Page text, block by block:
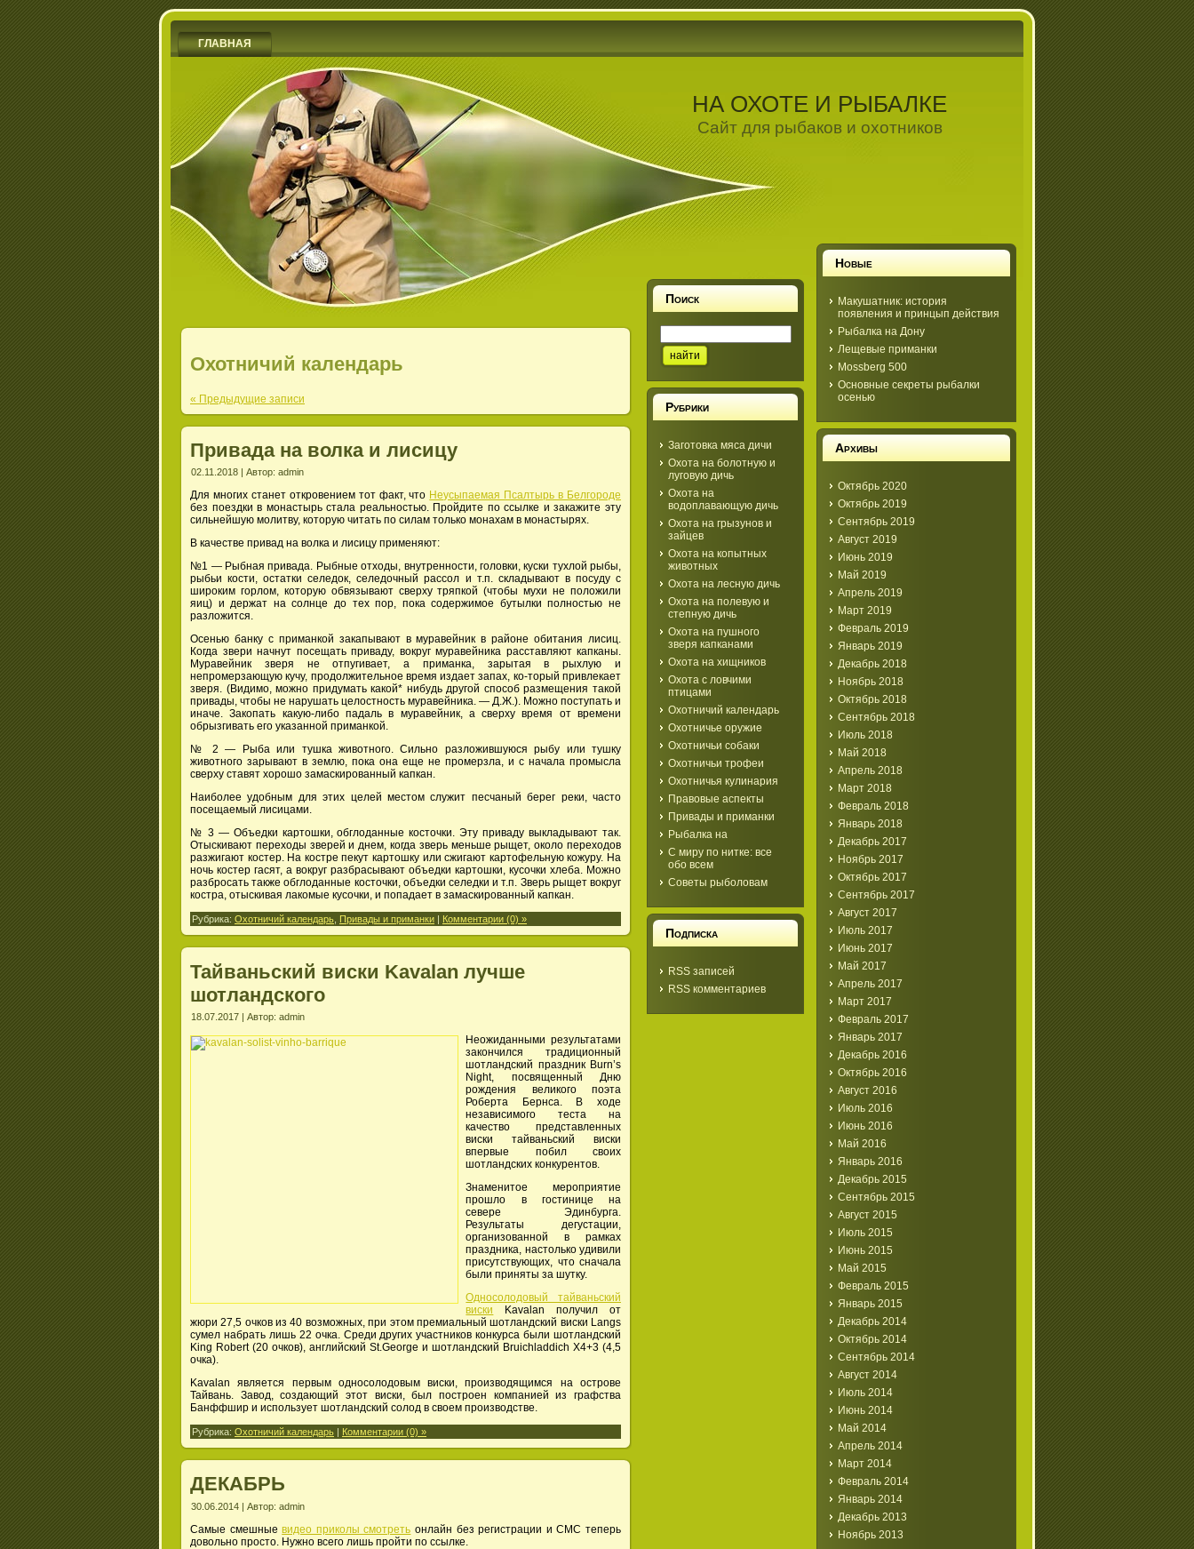
ГЛАВНАЯ
НА ОХОТЕ И РЫБАЛКЕ
Сайт для рыбаков и охотников
Охотничий календарь
« Предыдущие записи
Привада на волка и лисицу
02.11.2018 | Автор: admin
Для многих станет откровением тот факт, что Неусыпаемая Псалтырь в Белгороде
без поездки в монастырь стала реальностью. Пройдите по ссылке и закажите эту
сильнейшую молитву, которую читать по силам только монахам в монастырях.
В качестве привад на волка и лисицу применяют:
№1 — Рыбная привада. Рыбные отходы, внутренности, головки, куски тухлой рыбы,
рыбьи кости, остатки селедок, селедочный рассол и т.п. складывают в посуду с
широким горлом, которую обвязывают сверху тряпкой (чтобы мухи не положили
яиц) и держат на солнце до тех пор, пока содержимое бутылки полностью не
разложится.
Осенью банку с приманкой закапывают в муравейник в районе обитания лисиц.
Когда звери начнут посещать приваду, вокруг муравейника расставляют капканы.
Муравейник зверя не отпугивает, а приманка, зарытая в рыхлую и
непромерзающую кучу, продолжительное время издает запах, ко-торый привлекает
зверя. (Видимо, можно придумать какой* нибудь другой способ размещения такой
привады, чтобы не нарушать целостность муравейника. — Д.Ж.). Можно поступать и
иначе. Закопать какую-либо падаль в муравейник, а сверху время от времени
обрызгивать его указанной приманкой.
№ 2 — Рыба или тушка животного. Сильно разложившуюся рыбу или тушку
животного зарывают в землю, пока она еще не промерзла, и с начала промысла
сверху ставят хорошо замаскированный капкан.
Наиболее удобным для этих целей местом служит песчаный берег реки, часто
посещаемый лисицами.
№ 3 — Объедки картошки, обглоданные косточки. Эту приваду выкладывают так.
Отыскивают переходы зверей и днем, когда зверь меньше рыщет, около переходов
разжигают костер. На костре пекут картошку или сжигают картофельную кожуру. На
ночь костер гасят, а вокруг разбрасывают объедки картошки, кусочки хлеба. Можно
разбросать также обглоданные косточки, объедки селедки и т.п. Зверь рыщет вокруг
костра, отыскивая лакомые кусочки, и попадает в замаскированный капкан.
Рубрика: Охотничий календарь Привады и приманки Комментарии (0) »
Тайваньский виски Kavalan лучше
шотландского
18.07.2017 | Автор: admin
Неожиданными результатами
закончился традиционный
шотландский праздник Burn’s
Night, посвященный Дню
рождения великого поэта
Роберта Бернса. В ходе
независимого теста на
качество представленных
виски тайваньский виски
впервые побил своих
шотландских конкурентов.
Знаменитое мероприятие
прошло в гостинице на
севере Эдинбурга.
Результаты дегустации,
организованной в рамках
праздника, настолько удивили
присутствующих, что сначала
были приняты за шутку.
Односолодовый тайваньский
виски Kavalan получил от
жюри 27,5 очков из 40 возможных, при этом премиальный шотландский виски Langs
сумел набрать лишь 22 очка. Среди других участников конкурса были шотландский
King Robert (20 очков), английский St.George и шотландский Bruichladdich X4+3 (4,5
очка).
Kavalan является первым односолодовым виски, производящимся на острове
Тайвань. Завод, создающий этот виски, был построен компанией из графства
Банффшир и использует шотландский солод в своем производстве.
Рубрика: Охотничий календарь | Комментарии (0) »
ДЕКАБРЬ
30.06.2014 | Автор: admin
Самые смешныевидео приколы смотреть онлайн без регистрации и СМС теперь
довольно просто. Нужно всего лишь пройти по ссылке.
Поиск
Рубрики
Заготовка мяса дичи
Охота на болотную и
луговую дичь
Охота на
водоплавающую дичь
Охота на грызунов и
зайцев
Охота на копытных
животных
Охота на лесную дичь
Охота на полевую и
степную дичь
Охота на пушного
зверя капканами
Охота на хищников
Охота с ловчими
птицами
Охотничий календарь
Охотничье оружие
Охотничьи собаки
Охотничьи трофеи
Охотничья кулинария
Правовые аспекты
Привады и приманки
Рыбалка на
С миру по нитке: все
обо всем
Советы рыболовам
Подписка
RSS записей
RSS комментариев
Новые
Макушатник: история
появления и принцып действия
Рыбалка на Дону
Лещевые приманки
Mossberg 500
Основные секреты рыбалки
осенью
Архивы
Октябрь 2020
Октябрь 2019
Сентябрь 2019
Август 2019
Июнь 2019
Май 2019
Апрель 2019
Март 2019
Февраль 2019
Январь 2019
Декабрь 2018
Ноябрь 2018
Октябрь 2018
Сентябрь 2018
Июль 2018
Май 2018
Апрель 2018
Март 2018
Февраль 2018
Январь 2018
Декабрь 2017
Ноябрь 2017
Октябрь 2017
Сентябрь 2017
Август 2017
Июль 2017
Июнь 2017
Май 2017
Апрель 2017
Март 2017
Февраль 2017
Январь 2017
Декабрь 2016
Октябрь 2016
Август 2016
Июль 2016
Июнь 2016
Май 2016
Январь 2016
Декабрь 2015
Сентябрь 2015
Август 2015
Июль 2015
Июнь 2015
Май 2015
Февраль 2015
Январь 2015
Декабрь 2014
Октябрь 2014
Сентябрь 2014
Август 2014
Июль 2014
Июнь 2014
Май 2014
Апрель 2014
Март 2014
Февраль 2014
Январь 2014
Декабрь 2013
Ноябрь 2013